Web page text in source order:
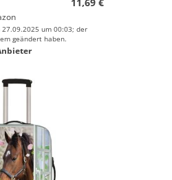
um 00:03; der
geändert haben.